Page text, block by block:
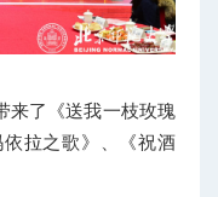
来了《送我一枝玫瑰
拉之歌》、《祝酒